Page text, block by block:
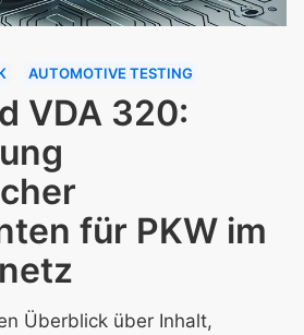
AUTOMOTIVE TESTING
VDA 320:
für PKW im
Überblick über Inhalt,